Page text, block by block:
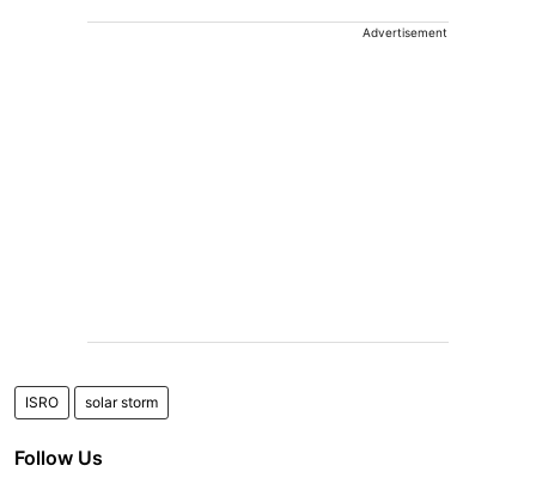
Advertisement
ISRO solar storm
Follow Us